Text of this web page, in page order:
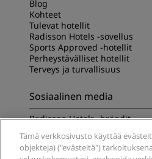
Blog
Kohteet
Tulevat hotellit
Radisson Hotels -sovellus
Sports Approved -hotellit
Perheystävälliset hotellit
Terveys ja turvallisuus
Sosiaalinen media
Radisson Hotels -brändit
Tämä verkkosivusto käyttää
objekteja) ("evästeitä")